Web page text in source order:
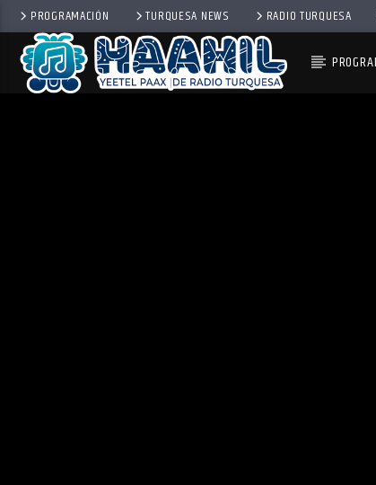
PROGRAMACIÓN TURQUESA NEWS RADIO TURQUESA